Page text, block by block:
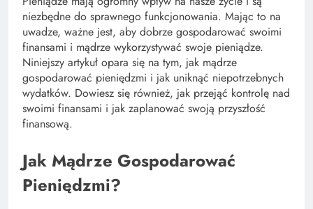
niezbędne do sprawnego funkcjonowania. Mając to na
uwadze, ważne jest, aby dobrze gospodarować swoimi
finansami i mądrze wykorzystywać swoje pieniądze.
Niniejszy artykuł opara się na tym, jak mądrze
gospodarować pieniędzmi i jak uniknąć niepotrzebnych
wydatków. Dowiesz się również, jak przejąć kontrolę nad
swoimi finansami i jak zaplanować swoją przyszłość
finansową.
Jak Mądrze Gospodarować
Pieniędzmi?